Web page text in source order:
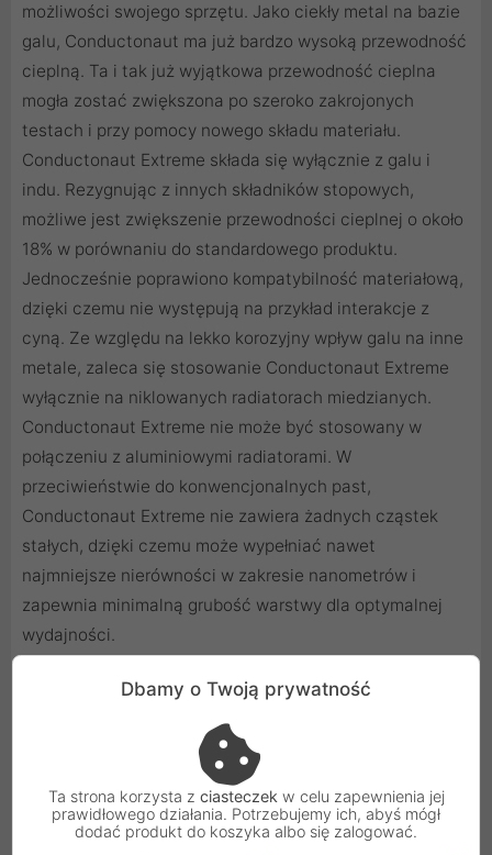
możliwości swojego sprzętu. Jako ciekły metal na bazie
galu, Conductonaut ma już bardzo wysoką przewodność
cieplną. Ta i tak już wyjątkowa przewodność cieplna
mogła zostać zwiększona po szeroko zakrojonych
testach i przy pomocy nowego składu materiału.
Conductonaut Extreme składa się wyłącznie z galu i
indu. Rezygnując z innych składników stopowych,
możliwe jest zwiększenie przewodności cieplnej o około
18% w porównaniu do standardowego produktu.
Jednocześnie poprawiono kompatybilność materiałową,
dzięki czemu nie występują na przykład interakcje z
cyną. Ze względu na lekko korozyjny wpływ galu na inne
metale, zaleca się stosowanie Conductonaut Extreme
wyłącznie na niklowanych radiatorach miedzianych.
Conductonaut Extreme nie może być stosowany w
połączeniu z aluminiowymi radiatorami. W
przeciwieństwie do konwencjonalnych past,
Conductonaut Extreme nie zawiera żadnych cząstek
stałych, dzięki czemu może wypełniać nawet
najmniejsze nierówności w zakresie nanometrów i
zapewnia minimalną grubość warstwy dla optymalnej
wydajności.
Dbamy o Twoją prywatność
Ta strona korzysta z ciasteczek w celu zapewnienia jej
prawidłowego działania. Potrzebujemy ich, abyś mógł
dodać produkt do koszyka albo się zalogować.